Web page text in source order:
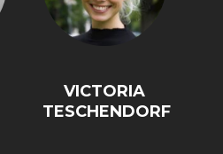
VICTORIA
TESCHENDORF